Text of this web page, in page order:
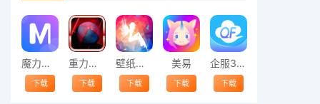
魔力相册
下载
重力平衡球
下载
壁纸精灵
下载
美易
下载
企服365
下载